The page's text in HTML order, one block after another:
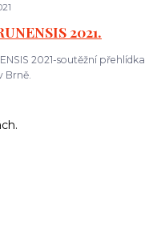
2021.
2021-soutěžní přehlídka
Brně.